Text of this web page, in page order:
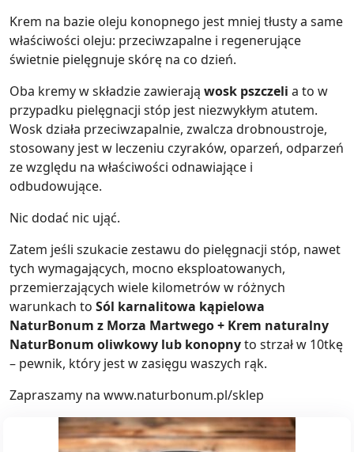
Krem na bazie oleju konopnego jest mniej tłusty a same
właściwości oleju: przeciwzapalne i regenerujące
świetnie pielęgnuje skórę na co dzień.
Oba kremy w składzie zawierają wosk pszczeli a to w
przypadku pielęgnacji stóp jest niezwykłym atutem.
Wosk działa przeciwzapalnie, zwalcza drobnoustroje,
stosowany jest w leczeniu czyraków, oparzeń, odparzeń
ze względu na właściwości odnawiające i
odbudowujące.
Nic dodać nic ująć.
Zatem jeśli szukacie zestawu do pielęgnacji stóp, nawet
tych wymagających, mocno eksploatowanych,
przemierzających wiele kilometrów w różnych
warunkach to Sól karnalitowa kąpielowa
NaturBonum z Morza Martwego + Krem naturalny
NaturBonum oliwkowy lub konopnyto strzał w 10tkę
– pewnik, który jest w zasięgu waszych rąk.
Zapraszamy na www.naturbonum.pl/sklep